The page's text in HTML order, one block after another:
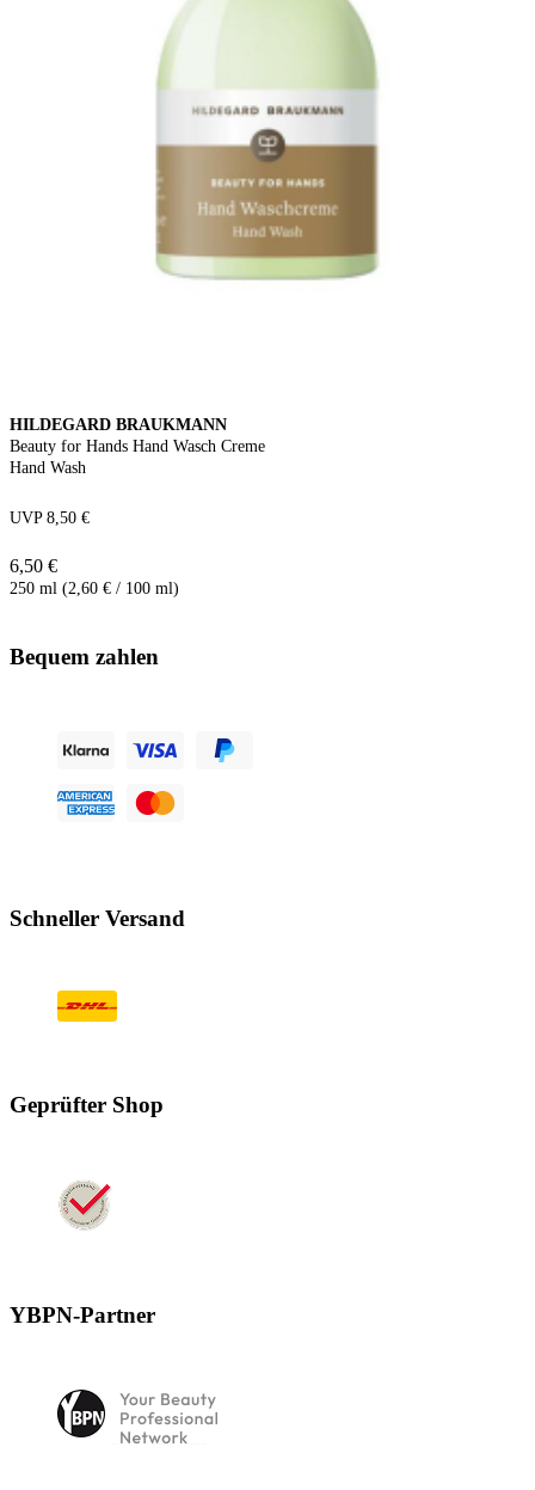
HILDEGARD BRAUKMANN
Beauty for Hands Hand Wasch Creme
Hand Wash
UVP 8,50 €
6,50 €
250 ml (2,60 € / 100 ml)
Bequem zahlen
Schneller Versand
Geprüfter Shop
YBPN-Partner